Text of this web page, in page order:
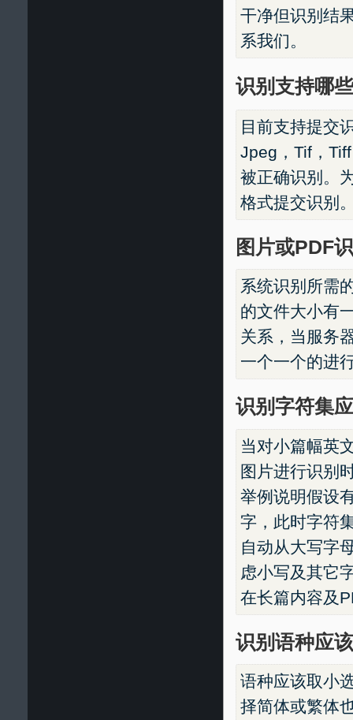
干净但识别结
系我们。
识别支持哪
目前支持提交
Jpeg，Tif，
被正确识别。
格式提交识别
图片或PDF
系统识别所需
的文件大小有
关系，当服务
一个一个的进
识别字符集
当对小篇幅英
图片进行识别
举例说明假设
字，此时字符
自动从大写字
虑小写及其它
在长篇内容及
识别语种应
语种应该取小
择简体或繁体